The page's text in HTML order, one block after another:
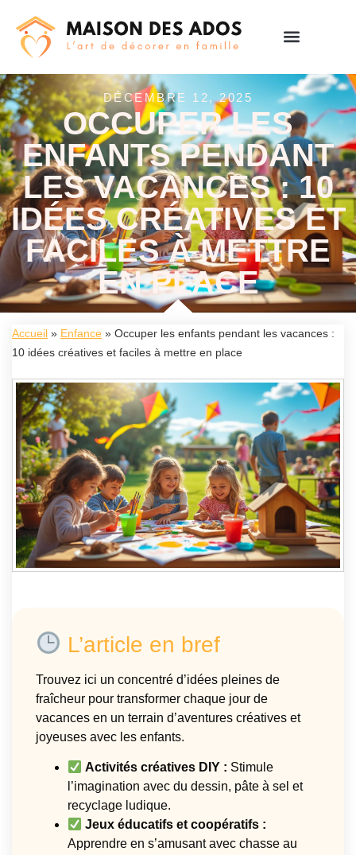
DÉCEMBRE 12, 2025
OCCUPER LES
ENFANTS PENDANT
LES VACANCES : 10
IDÉES CRÉATIVES ET
FACILES À METTRE
EN PLACE
Accueil » Enfance » Occuper les enfants pendant les vacances :
10 idées créatives et faciles à mettre en place
L’article en bref
Trouvez ici un concentré d’idées pleines de
fraîcheur pour transformer chaque jour de
vacances en un terrain d’aventures créatives et
joyeuses avec les enfants.
Activités créatives DIY : Stimule
l’imagination avec du dessin, pâte à sel et
recyclage ludique.
Jeux éducatifs et coopératifs :
Apprendre en s’amusant avec chasse au